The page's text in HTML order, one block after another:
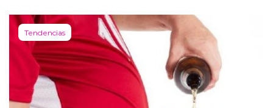
Tendencias